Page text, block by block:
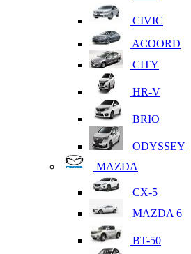
CIVIC
ACOORD
CITY
HR-V
BRIO
ODYSSEY
MAZDA
CX-5
MAZDA 6
BT-50